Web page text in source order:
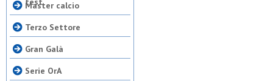
Master calcio
Terzo Settore
Gran Galà
Serie OrA